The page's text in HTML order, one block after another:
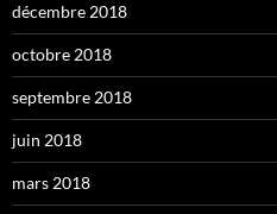
décembre 2018
octobre 2018
septembre 2018
juin 2018
mars 2018